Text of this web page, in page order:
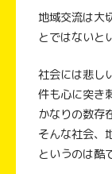
地域交流は大
とではないと
社会には悲し
件も心に突き
かなりの数存
そんな社会、
というのは酷